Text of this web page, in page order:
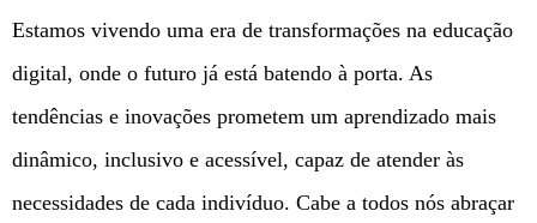
Estamos vivendo uma era de transformações na educação
digital, onde o futuro já está batendo à porta. As
tendências e inovações prometem um aprendizado mais
dinâmico, inclusivo e acessível, capaz de atender às
necessidades de cada indivíduo. Cabe a todos nós abraçar